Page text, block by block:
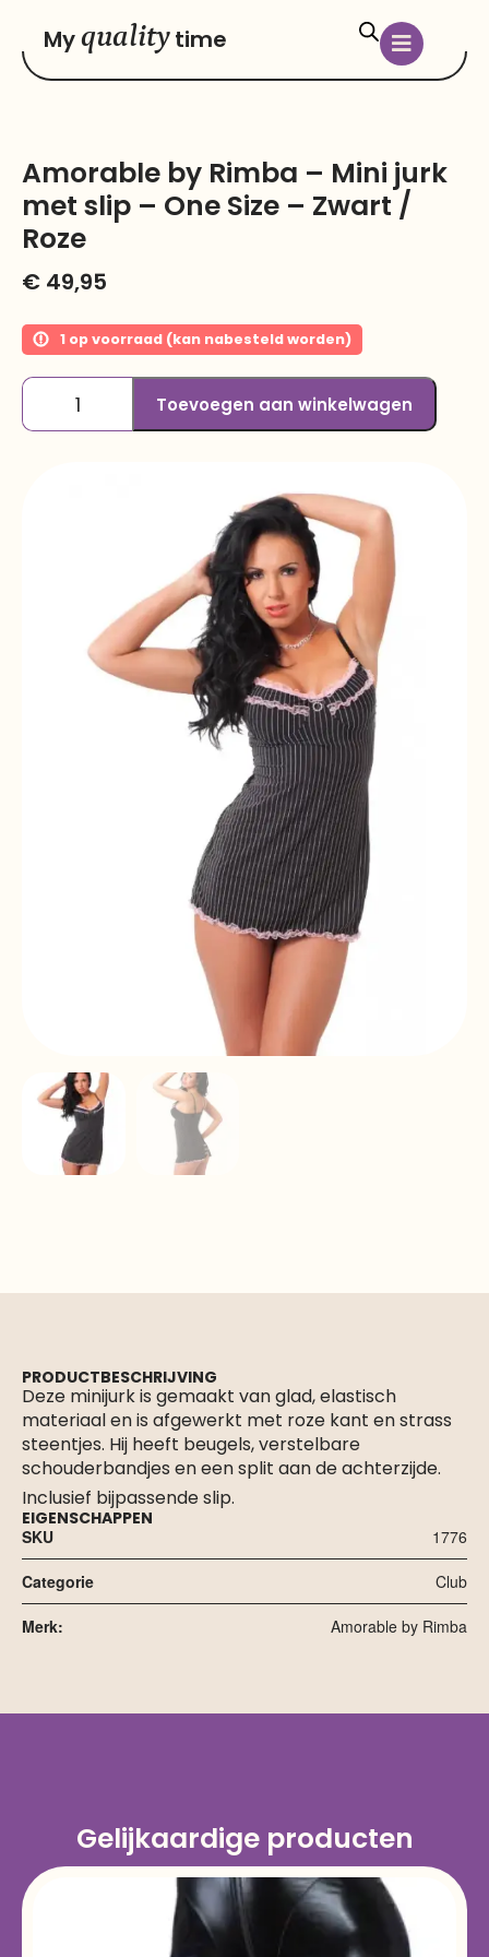
Myquality time
Amorable by Rimba – Mini jurk
met slip – One Size – Zwart /
Roze
€ 49,95
1 op voorraad (kan nabesteld worden)
Toevoegen aan winkelwagen
PRODUCTBESCHRIJVING
Deze minijurk is gemaakt van glad, elastisch
materiaal en is afgewerkt met roze kant en strass
steentjes. Hij heeft beugels, verstelbare
schouderbandjes en een split aan de achterzijde.
Inclusief bijpassende slip.
EIGENSCHAPPEN
SKU
1776
Categorie Club
Merk: Amorable by Rimba
Gelijkaardige producten